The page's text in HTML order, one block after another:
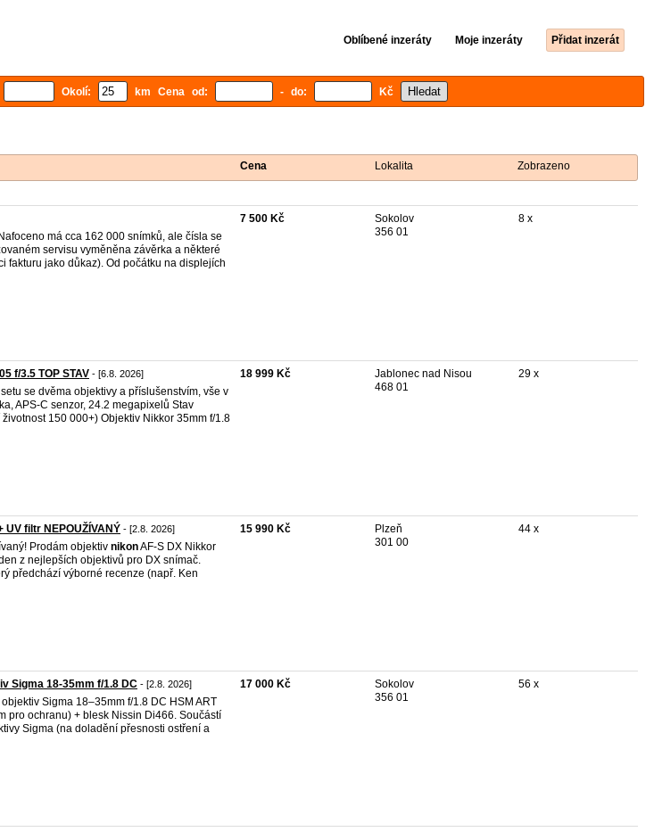
Oblíbené inzeráty Moje inzeráty Přidat inzerát
Okolí: km Cena od: - do: Kč
Cena Lokalita Zobrazeno
má cca 162 000 snímků, ale čísla se
servisu vyměněna závěrka a některé
fakturu jako důkaz). Od počátku na displejích
7 500 Kč
Sokolov
356 01
8 x
f/3.5 TOP STAV - [6.8. 2026]
se dvěma objektivy a příslušenstvím, vše v
APS-C senzor, 24.2 megapixelů Stav
150 000+) Objektiv Nikkor 35mm f/1.8
18 999 Kč
Jablonec nad Nisou
468 01
29 x
UV filtr NEPOUŽÍVANÝ - [2.8. 2026]
Prodám objektiv nikonAF-S DX Nikkor
z nejlepších objektivů pro DX snímač.
předchází výborné recenze (např. Ken
15 990 Kč
Plzeň
301 00
44 x
Sigma 18-35mm f/1.8 DC - [2.8. 2026]
objektiv Sigma 18–35mm f/1.8 DC HSM ART
pro ochranu) + blesk Nissin Di466. Součástí
Sigma (na doladění přesnosti ostření a
17 000 Kč
Sokolov
356 01
56 x